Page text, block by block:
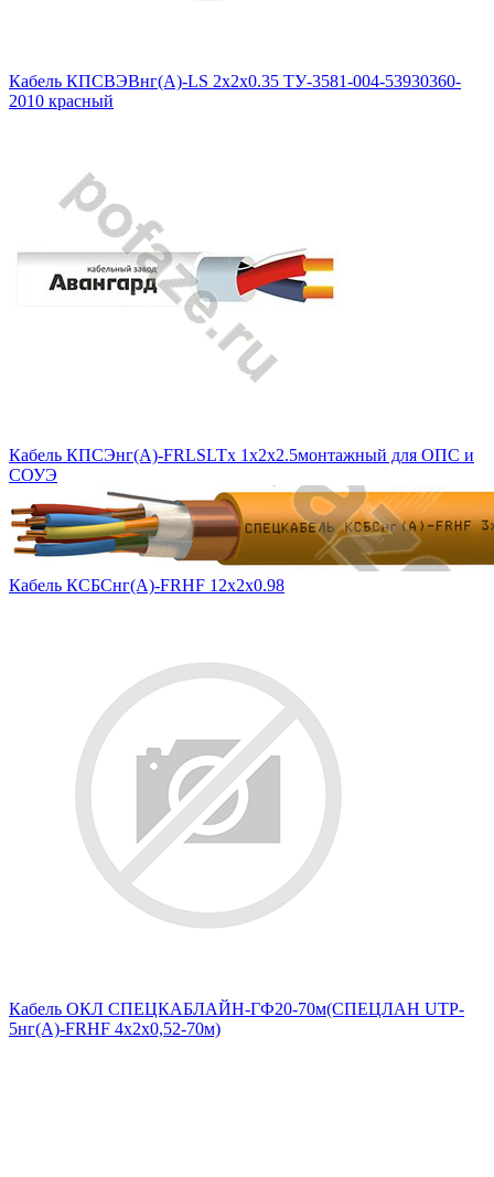
Кабель КПСВЭВнг(А)-LS 2х2х0.35 ТУ-3581-004-53930360-
2010 красный
Кабель КПСЭнг(А)-FRLSLTx 1x2x2.5монтажный для ОПС и
СОУЭ
Кабель КСБСнг(А)-FRHF 12х2х0.98
Кабель ОКЛ СПЕЦКАБЛАЙН-ГФ20-70м(СПЕЦЛАН UTP-
5нг(А)-FRHF 4х2х0,52-70м)